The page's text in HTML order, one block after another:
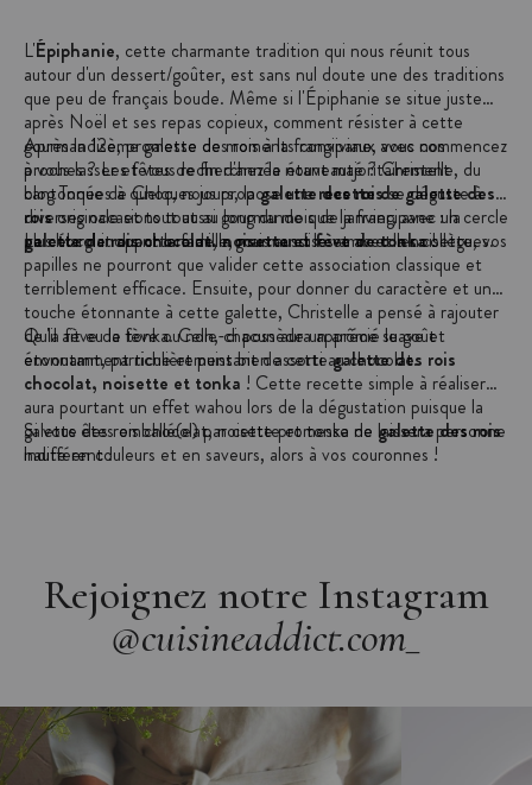
L'Épiphanie, cette charmante tradition qui nous réunit tous
autour d'un dessert/goûter, est sans nul doute une des traditions
que peu de français boude. Même si l'Épiphanie se situe juste
après Noël et ses repas copieux, comment résister à cette
gourmandise, promesse de moments conviviaux avec nos
proches ? Les fêtes de fin d'année étant majoritairement
cantonnées à quelques jours, lagalette des roisse déguste à
diverses occasions tout au long du mois de janvier, avec un cercle
plus élargi incluant la famille, mais aussi les amis et les collègues.
Après la 12ème galette des rois à la frangipane, vous commencez
à vous lasser et vous recherchez la nouveauté ? Christelle, du
blog Toque de Choc, nous propose unerecette de galette des
roisoriginale et tout aussi gourmande que la frangipane : la
galette de rois chocolat, noisette et fève de tonka!
Le chocolat apportera de la gourmandise et avec la noisette, vos
papilles ne pourront que valider cette association classique et
terriblement efficace. Ensuite, pour donner du caractère et une
touche étonnante à cette galette, Christelle a pensé à rajouter
de la fève de tonka. Celle-ci possède un arôme suave et
envoutant, particulièrement bien assorti au chocolat.
Qu'il ait eu la fève ou non, chacun aura apprécié le goût
étonnamment riche et puissant de cettegalette des rois
chocolat, noisette et tonka ! Cette recette simple à réaliser
aura pourtant un effet wahou lors de la dégustation puisque la
galette des rois chocolat, noisette et tonka ne laissera personne
indifférent !
Si vous êtes emballé(e) par cette promesse de galette des rois
haute en couleurs et en saveurs, alors à vos couronnes !
Rejoignez notre Instagram
@cuisineaddict.com_